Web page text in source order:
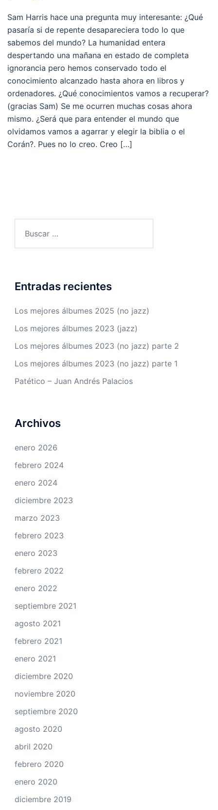
Sam Harris hace una pregunta muy interesante: ¿Qué
pasaría si de repente desapareciera todo lo que
sabemos del mundo? La humanidad entera
despertando una mañana en estado de completa
ignorancia pero hemos conservado todo el
conocimiento alcanzado hasta ahora en libros y
ordenadores. ¿Qué conocimientos vamos a recuperar?
(gracias Sam) Se me ocurren muchas cosas ahora
mismo. ¿Será que para entender el mundo que
olvidamos vamos a agarrar y elegir la biblia o el
Corán?. Pues no lo creo. Creo […]
Entradas recientes
Los mejores álbumes 2025 (no jazz)
Los mejores álbumes 2023 (jazz)
Los mejores álbumes 2023 (no jazz) parte 2
Los mejores álbumes 2023 (no jazz) parte 1
Patético – Juan Andrés Palacios
Archivos
enero 2026
febrero 2024
enero 2024
diciembre 2023
marzo 2023
febrero 2023
enero 2023
febrero 2022
enero 2022
septiembre 2021
agosto 2021
febrero 2021
enero 2021
diciembre 2020
noviembre 2020
septiembre 2020
agosto 2020
abril 2020
febrero 2020
enero 2020
diciembre 2019